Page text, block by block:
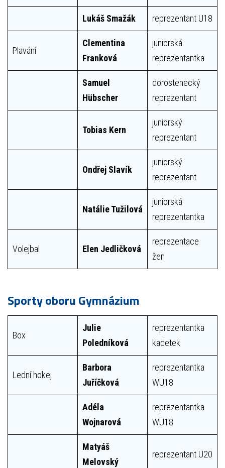
Lukáš Smažák reprezentant U18
Plavání
Clementina
Franková
juniorská
reprezentantka
Samuel
Hübscher
dorostenecký
reprezentant
Tobias Kern
juniorský
reprezentant
Ondřej Slavík
juniorský
reprezentant
Natálie Tužilová
juniorská
reprezentantka
Volejbal Elen Jedličková
reprezentace
žen
Sporty oboru Gymnázium
Box
Julie
Poledníková
reprezentantka
kadetek
Lední hokej
Barbora
Juříčková
reprezentantka
WU18
Adéla
Wojnarová
reprezentantka
WU18
Matyáš
Melovský
reprezentant U20